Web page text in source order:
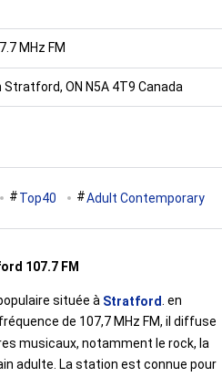
MHz FM
ON N5A 4T9 Canada
Top40 Adult Contemporary
107.7 FM
située à Stratford . en
de 107,7 MHz FM, il diffuse
musicaux, notamment le rock, la
adulte. La station est connue pour